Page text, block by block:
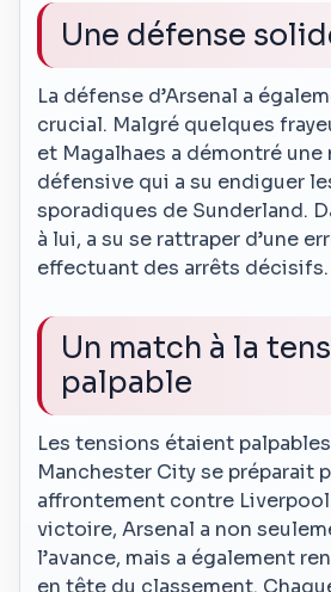
Une défense
La défense d’Arsenal a
crucial. Malgré quelques
et Magalhaes a démontré une
défensive qui a su endiguer
sporadiques de Sunderland.
à lui, a su se rattraper d’une
effectuant des arrêts décisifs.
Un match à la
palpable
Les tensions étaient
Manchester City se préparait
affrontement contre
victoire, Arsenal a non
l’avance, mais a également
en tête du classement.